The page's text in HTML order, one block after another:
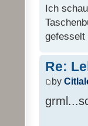
Ich
gefesselt
Re:
by